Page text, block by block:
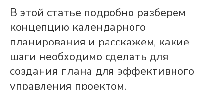
В этой статье подробно разберем
концепцию календарного
планирования и расскажем, какие
шаги необходимо сделать для
создания плана для эффективного
управления проектом.